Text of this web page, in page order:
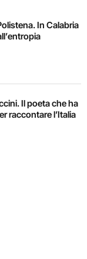
In Calabria
Il poeta che ha
raccontare l’Italia